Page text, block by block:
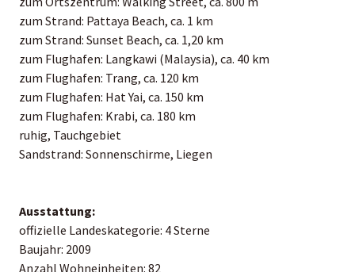
zum Strand: Pattaya Beach, ca. 1 km
zum Strand: Sunset Beach, ca. 1,20 km
zum Flughafen: Langkawi (Malaysia), ca. 40 km
zum Flughafen: Trang, ca. 120 km
zum Flughafen: Hat Yai, ca. 150 km
zum Flughafen: Krabi, ca. 180 km
ruhig, Tauchgebiet
Sandstrand: Sonnenschirme, Liegen
Ausstattung:
offizielle Landeskategorie: 4 Sterne
Baujahr: 2009
Anzahl Wohneinheiten: 82